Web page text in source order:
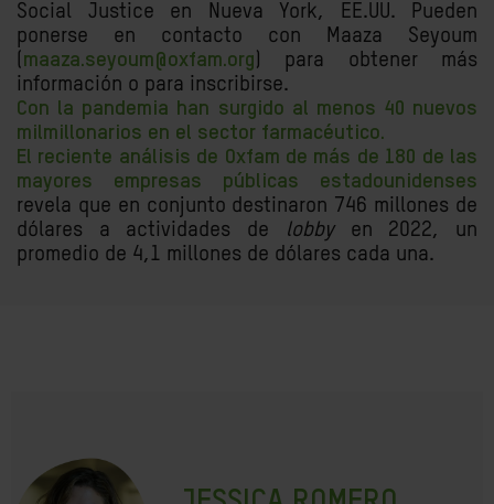
Social Justice en Nueva York, EE.UU. Pueden
ponerse en contacto con Maaza Seyoum
maaza.seyoum@oxfam.org ) para obtener más
información o para inscribirse.
Con la pandemia han surgido al menos 40 nuevos
milmillonarios en el sector farmacéutico.
El reciente análisis de Oxfam de más de 180 de las
mayores empresas públicas estadounidenses
revela que en conjunto destinaron 746 millones de
dólares a actividades de
lobbyen 2022, un
promedio de 4,1 millones de dólares cada una.